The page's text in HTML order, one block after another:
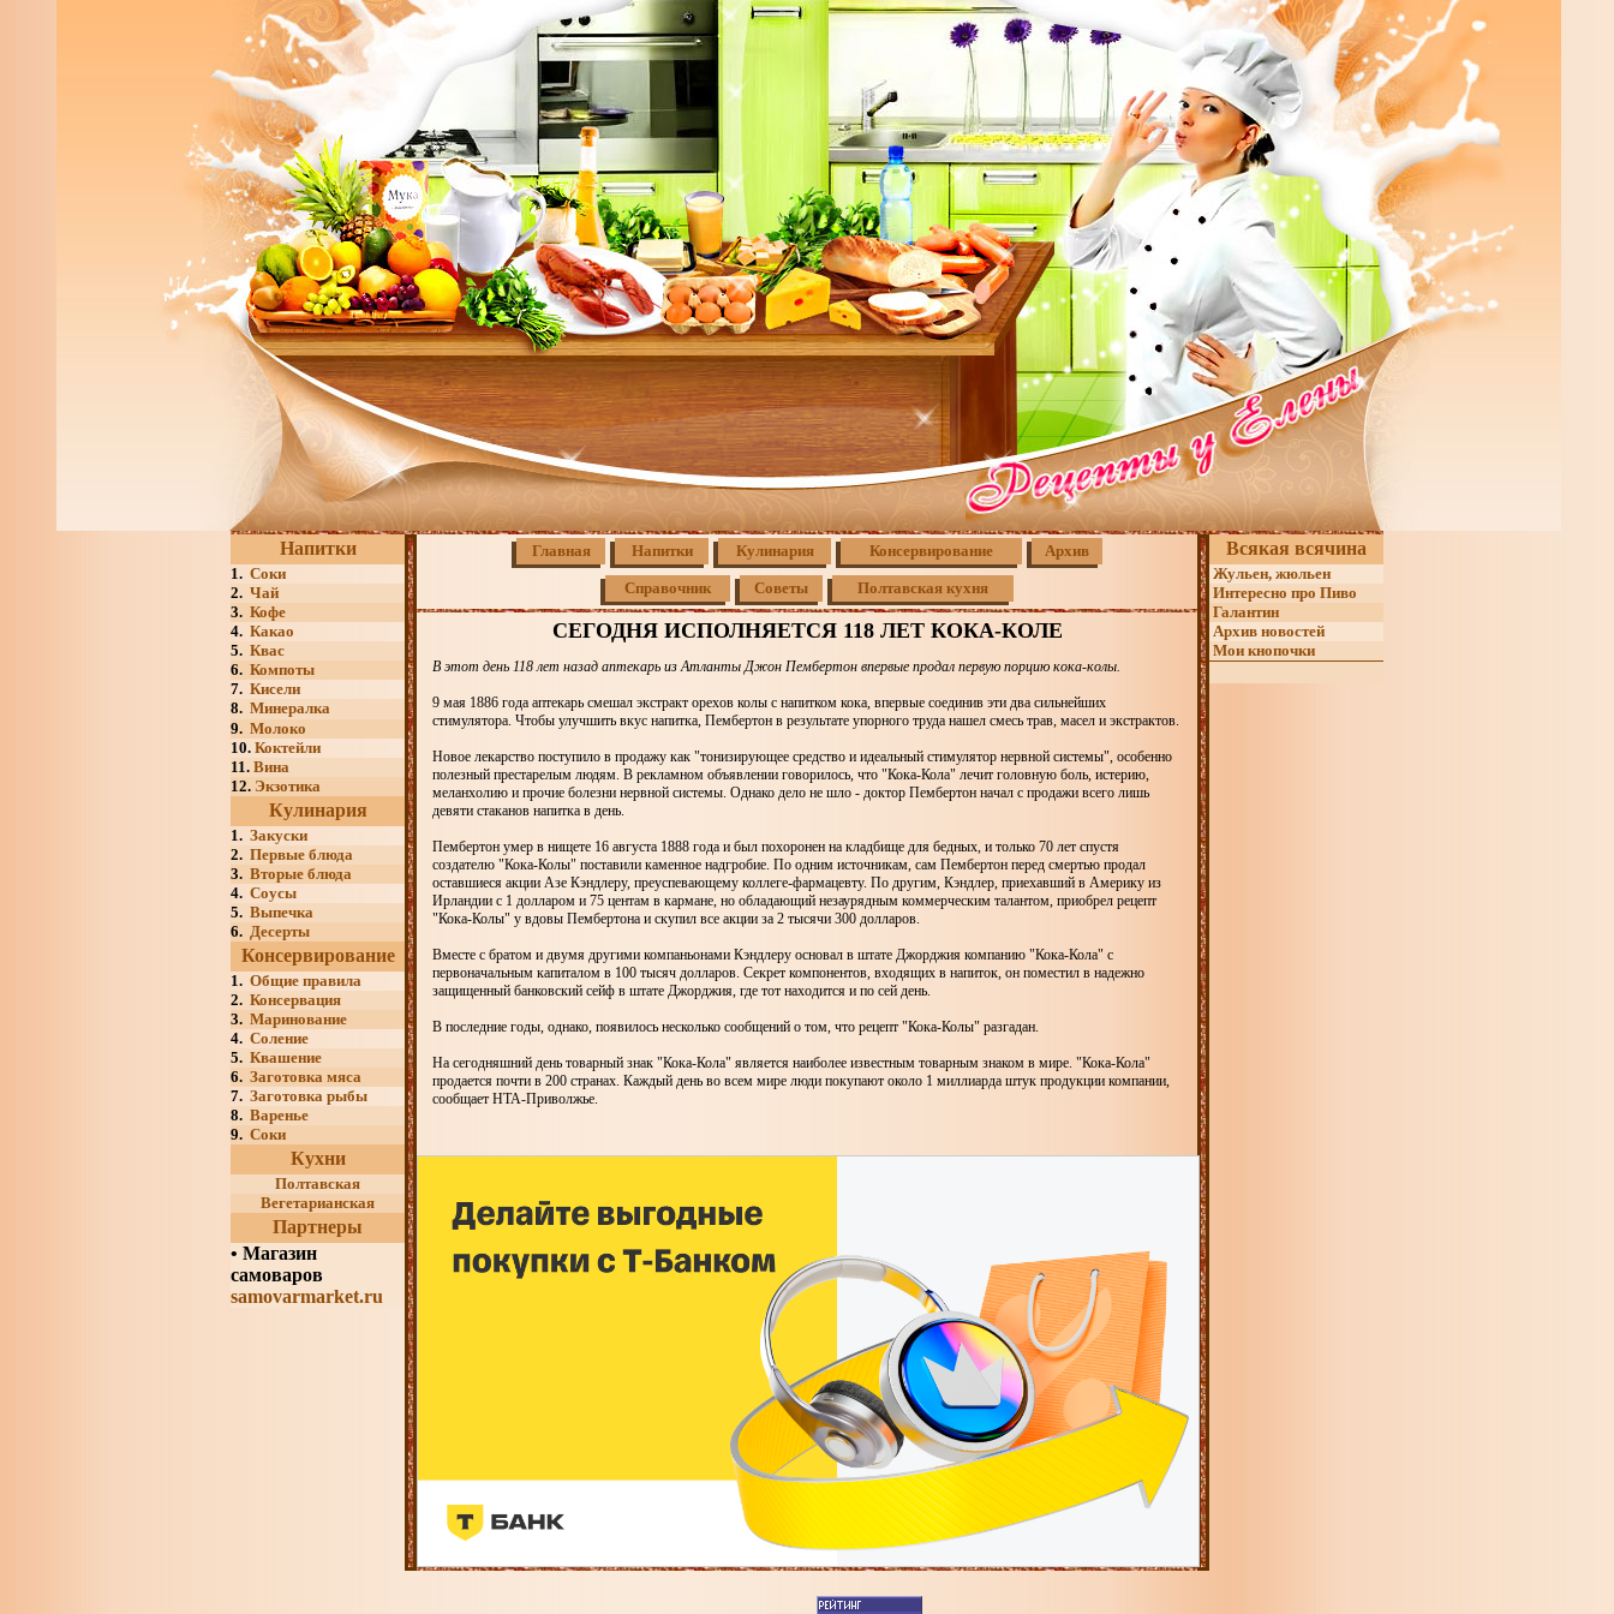
Напитки
1. Соки
2. Чай
3. Кофе
4. Какао
5. Квас
6. Компоты
7. Кисели
8. Минералка
9. Молоко
10. Коктейли
11. Вина
12. Экзотика
Кулинария
1. Закуски
2. Первые блюда
3. Вторые блюда
4. Соусы
5. Выпечка
6. Десерты
Консервирование
1. Общие правила
2. Консервация
3. Маринование
4. Соление
5. Квашение
6. Заготовка мяса
7. Заготовка рыбы
8. Варенье
9. Соки
Кухни
Полтавская
Вегетарианская
Партнеры
• Магазин
самоваров
samovarmarket.ru
Главная Напитки Кулинария Консервирование Архив
Справочник Советы Полтавская кухня
СЕГОДНЯ ИСПОЛНЯЕТСЯ 118 ЛЕТ КОКА-КОЛЕ
В этот день 118 лет назад аптекарь из Атланты Джон Пембертон впервые продал первую порцию кока-колы.
9 мая 1886 года аптекарь смешал экстракт орехов колы с напитком кока, впервые соединив эти два сильнейших
стимулятора. Чтобы улучшить вкус напитка, Пембертон в результате упорного труда нашел смесь трав, масел и экстрактов.
Новое лекарство поступило в продажу как "тонизирующее средство и идеальный стимулятор нервной системы", особенно
полезный престарелым людям. В рекламном объявлении говорилось, что "Кока-Кола" лечит головную боль, истерию,
меланхолию и прочие болезни нервной системы. Однако дело не шло - доктор Пембертон начал с продажи всего лишь
девяти стаканов напитка в день.
Пембертон умер в нищете 16 августа 1888 года и был похоронен на кладбище для бедных, и только 70 лет спустя
создателю "Кока-Колы" поставили каменное надгробие. По одним источникам, сам Пембертон перед смертью продал
оставшиеся акции Азе Кэндлеру, преуспевающему коллеге-фармацевту. По другим, Кэндлер, приехавший в Америку из
Ирландии с 1 долларом и 75 центам в кармане, но обладающий незаурядным коммерческим талантом, приобрел рецепт
"Кока-Колы" у вдовы Пембертона и скупил все акции за 2 тысячи 300 долларов.
Вместе с братом и двумя другими компаньонами Кэндлеру основал в штате Джорджия компанию "Кока-Кола" с
первоначальным капиталом в 100 тысяч долларов. Секрет компонентов, входящих в напиток, он поместил в надежно
защищенный банковский сейф в штате Джорджия, где тот находится и по сей день.
В последние годы, однако, появилось несколько сообщений о том, что рецепт "Кока-Колы" разгадан.
На сегодняшний день товарный знак "Кока-Кола" является наиболее известным товарным знаком в мире. "Кока-Кола"
продается почти в 200 странах. Каждый день во всем мире люди покупают около 1 миллиарда штук продукции компании,
сообщает НТА-Приволжье.
Всякая всячина
Жульен, жюльен
Интересно про Пиво
Галантин
Архив новостей
Мои кнопочки